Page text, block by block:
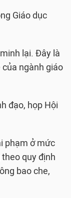
Giáo dục
lại. Đây là
ngành giáo
đạo, họp Hội
phạm ở mức
quy định
bao che,